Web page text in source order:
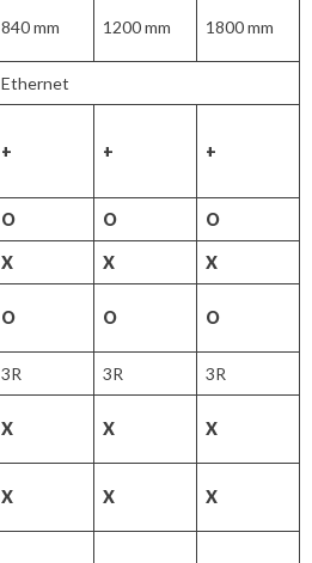
840 mm 1200 mm 1800 mm
Ethernet
+ + +
O O O
X ​X X
O O O
3R 3R 3R
​X ​X ​X
​X ​X ​X